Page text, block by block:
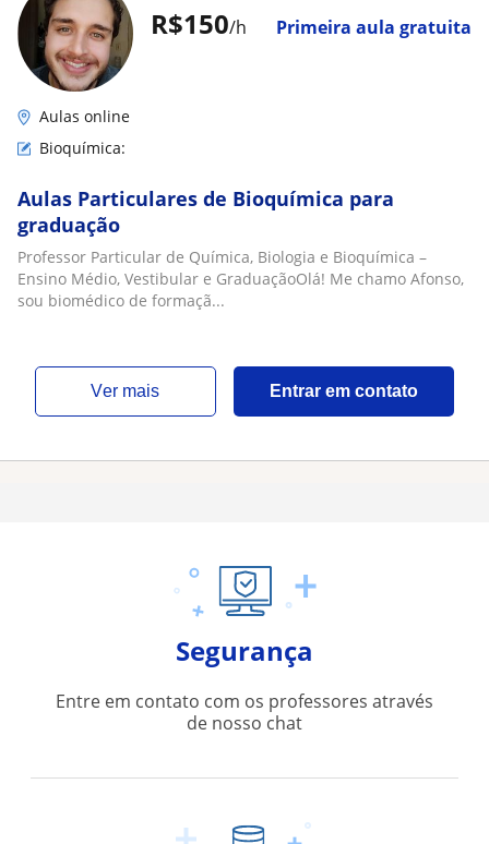
R$150/h Primeira aula gratuita
Aulas online
Bioquímica:
Aulas Particulares de Bioquímica para
graduação
Professor Particular de Química, Biologia e Bioquímica –
Ensino Médio, Vestibular e GraduaçãoOlá! Me chamo Afonso,
sou biomédico de formaçã...
ver mais Entrar em contato
Segurança
Entre em contato com os professores através
de nosso chat